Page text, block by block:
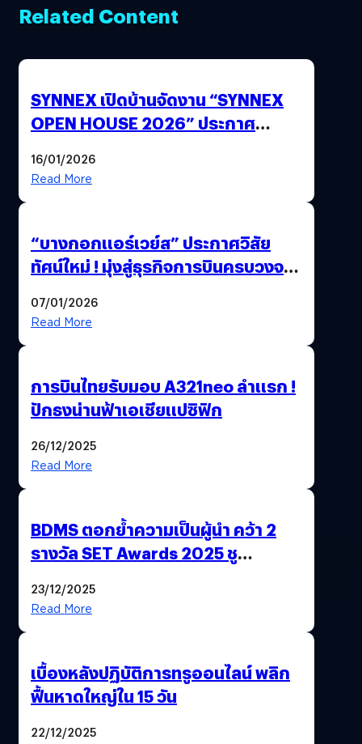
Related Content
SYNNEX เปิดบ้านจัดงาน “SYNNEX
OPEN HOUSE 2026” ประกาศ
ได้ 53,000 ล้านบาท
16/01/2026
Read More
“บางกอกแอร์เวย์ส” ประกาศวิสัย
ทัศน์ใหม่ ! มุ่งสู่ธุรกิจการบินครบวงจร
สังคม
07/01/2026
Read More
การบินไทยรับมอบ A321neo ลำแรก !
ปักธงน่านฟ้าเอเชียแปซิฟิก
26/12/2025
Read More
BDMS ตอกย้ำความเป็นผู้นำ คว้า 2
รางวัล SET Awards 2025 ชู
สุขภาพไทยสู่ความยั่งยืน
23/12/2025
Read More
เบื้องหลังปฏิบัติการทรูออนไลน์ พลิก
ฟื้นหาดใหญ่ใน 15 วัน
22/12/2025